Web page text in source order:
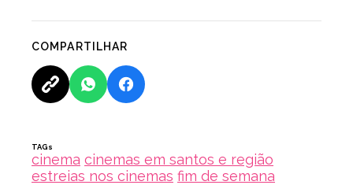
COMPARTILHAR
TAGs
cinema cinemas em santos e região
estreias nos cinemas fim de semana